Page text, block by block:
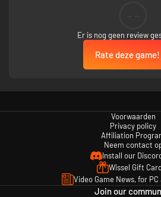
Speel alleen of lokaal 1v1
Er is nog geen review
Rate deze game!
Voorwaarden
Privacy policy
Affiliation
Neem contact
Install our
Wissel Gift
Video Game News, for PC
Join our